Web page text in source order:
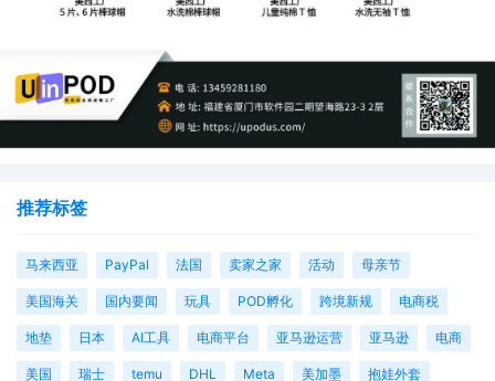
推荐标签
马来西亚 PayPal 法国 卖家之家 活动 母亲节
美国海关 国内要闻 玩具 POD孵化 跨境新规 电商税
地垫 日本 AI工具 电商平台 亚马逊运营 亚马逊 电商
美国 瑞士 temu DHL Meta 美加墨 抱娃外套